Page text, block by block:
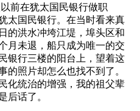
前在犹太国民银行做职
太国民银行。在当时看来真
的洪水冲垮江堤，埠头区和
月未退，船只成为唯一的交
银行三楼的阳台上，望着这
的照片却怎么也找不到了。
化统治的增强，我的祖父辈
后话了。